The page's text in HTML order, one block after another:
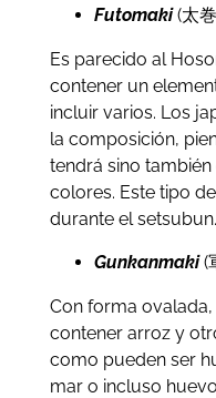
Futomaki(太
Es parecido al
contener un
incluir varios. Los
la composición,
tendrá sino
colores. Este tipo
durante el setsubun.
Gunkanmaki(
Con forma
contener arroz y
como pueden ser
mar o incluso